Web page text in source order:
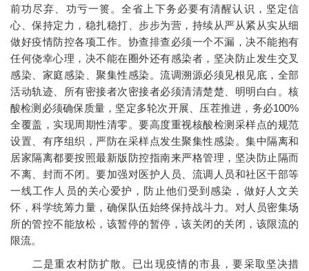
前功尽弃、功亏一篑。全省上下务必要有清醒认识，坚定信
心、保持定力，稳扎稳打、步步为营，持续从严从紧从实从细
做好疫情防控各项工作。协查排查必须一个不漏，决不能抱有
任何侥幸心理，决不能在圈外还有感染者，坚决防止发生交叉
感染、家庭感染、聚集性感染。流调溯源必须见根见底，全部
活动轨迹、所有密接者次密接者必须清清楚楚、明明白白。核
酸检测必须确保质量，坚定多轮次开展、压茬推进，务必100%
全覆盖，实现周期性清零。要高度重视核酸检测采样点的规范
设置、有序组织，严防在采样点发生聚集性感染。集中隔离和
居家隔离都要按照最新版防控指南来严格管理，坚决防止隔而
不离、封而不闭。要加强对医护人员、流调人员和社区干部等
一线工作人员的关心爱护，防止他们受到感染，做好人文关
怀，科学统筹力量，确保队伍始终保持战斗力。对人员密集场
所的管控不能放松，该暂停的暂停，该关闭的关闭，该限流的
限流。
二是重农村防扩散。已出现疫情的市县，要采取坚决措